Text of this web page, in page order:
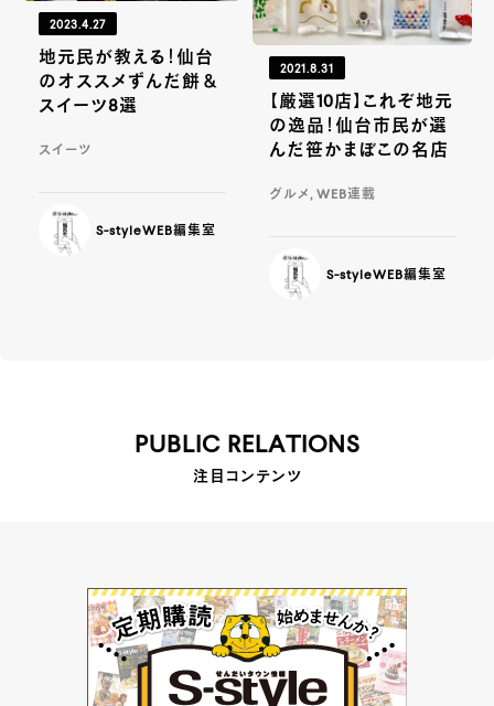
2023.4.27
地元民が教える！仙台
のオススメずんだ餅＆
スイーツ8選
スイーツ
S-styleWEB編集室
2021.8.31
【厳選10店】これぞ地元
の逸品！仙台市民が選
んだ笹かまぼこの名店
グルメ, WEB連載
S-styleWEB編集室
PUBLIC RELATIONS
注目コンテンツ